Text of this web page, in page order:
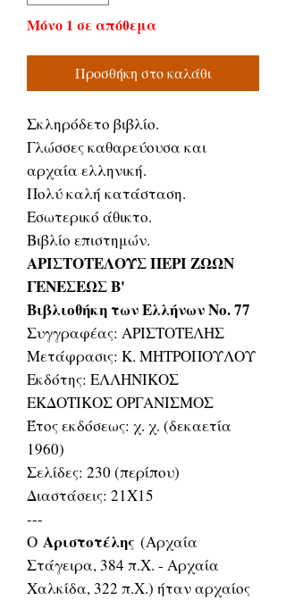
Μόνο 1 σε απόθεμα
Προσθήκη στο καλάθι
Σκληρόδετο βιβλίο.
Γλώσσες καθαρεύουσα και
αρχαία ελληνική.
Πολύ καλή κατάσταση.
Εσωτερικό άθικτο.
Βιβλίο επιστημών.
ΑΡΙΣΤΟΤΕΛΟΥΣ ΠΕΡΙ ΖΩΩΝ
ΓΕΝΕΣΕΩΣ Β'
Βιβλιοθήκη των Ελλήνων Νο. 77
Συγγραφέας: ΑΡΙΣΤΟΤΕΛΗΣ
Μετάφρασις: Κ. ΜΗΤΡΟΠΟΥΛΟΥ
Εκδότης: ΕΛΛΗΝΙΚΟΣ
ΕΚΔΟΤΙΚΟΣ ΟΡΓΑΝΙΣΜΟΣ
Έτος εκδόσεως: χ. χ. (δεκαετία
1960)
Σελίδες: 230 (περίπου)
Διαστάσεις: 21Χ15
---
Ο Αριστοτέλης (Αρχαία
Στάγειρα, 384 π.Χ. - Αρχαία
Χαλκίδα, 322 π.Χ.) ήταν αρχαίος